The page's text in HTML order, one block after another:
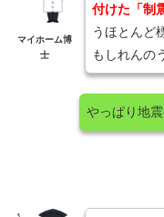
マイホーム博
士
付けた「制
うほとんど
もしれんの
やっぱり地